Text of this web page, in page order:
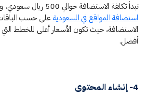
تبدأ تكلفة الاستضافة حوالي 500 ريال سعودي، وقد تختلف
استضافة المواقع في السعوديةعلى حسب
الاستضافة، حيث تكون الأسعار أعلى للخطط التي
أفضل.
4- إنشاء المحتوى